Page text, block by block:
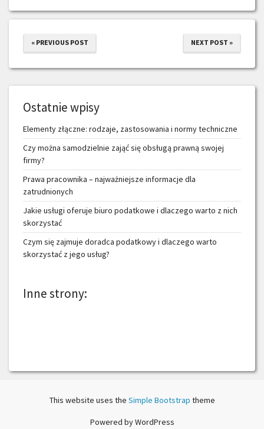
« PREVIOUS POST NEXT POST »
Ostatnie wpisy
Elementy złączne: rodzaje, zastosowania i normy techniczne
Czy można samodzielnie zająć się obsługą prawną swojej
firmy?
Prawa pracownika – najważniejsze informacje dla
zatrudnionych
Jakie usługi oferuje biuro podatkowe i dlaczego warto z nich
skorzystać
Czym się zajmuje doradca podatkowy i dlaczego warto
skorzystać z jego usług?
Inne strony:
This website uses the Simple Bootstrap theme
Powered by WordPress